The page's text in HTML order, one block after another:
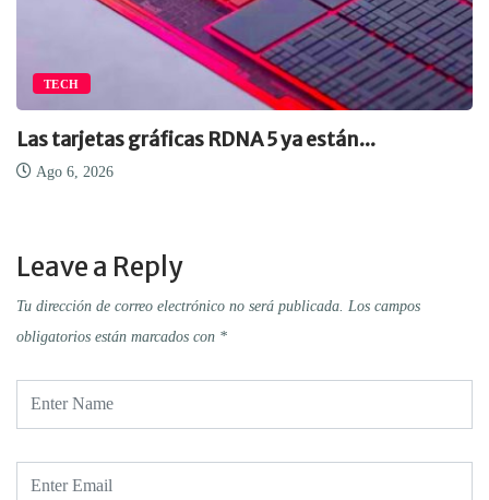
TECH
Las tarjetas gráficas RDNA 5 ya están...
Ago 6, 2026
Leave a Reply
Tu dirección de correo electrónico no será publicada. Los campos
obligatorios están marcados con *